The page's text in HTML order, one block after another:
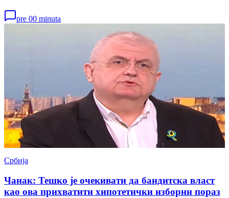
pre 00 minuta
Србија
Чанак: Тешко је очекивати да бандитска власт
као ова прихватити хипотетички изборни пораз